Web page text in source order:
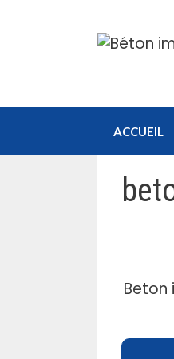
ACCUEIL
Beton